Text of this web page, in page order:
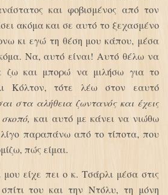
και φοβισμένος από τον
ακόμα και σε αυτό το ξεχασμένο
κι εγώ τη θέση μου κάπου, μέσα
Να, αυτό είναι! Αυτό θέλω να
και μπορώ να μιλήσω για το
Κόλτον, τότε λέω στον εαυτό
στα αλήθεια ζωντανός και έχεις
και αυτό με κάνει να νιώθω
παραπάνω από το τίποτα, που
πώς είμαι.
είχε πει ο κ. Τσάρλι μέσα στις
του και την Ντόλυ, τη μόνη